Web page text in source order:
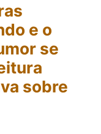
e o
se
sobre